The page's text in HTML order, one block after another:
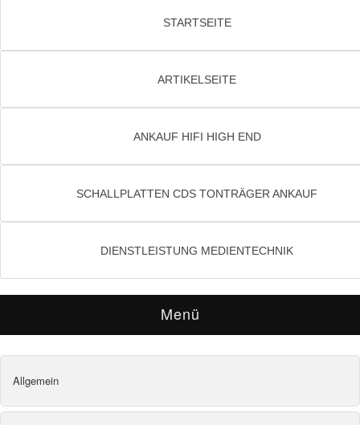
STARTSEITE
ARTIKELSEITE
ANKAUF HIFI HIGH END
SCHALLPLATTEN CDS TONTRÄGER ANKAUF
DIENSTLEISTUNG MEDIENTECHNIK
Menü
Allgemein